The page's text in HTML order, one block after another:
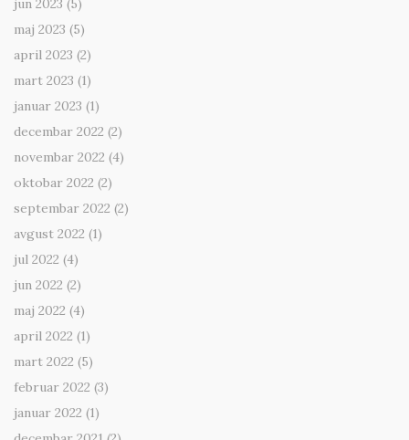
jun 2023 (5)
maj 2023 (5)
april 2023 (2)
mart 2023 (1)
januar 2023 (1)
decembar 2022 (2)
novembar 2022 (4)
oktobar 2022 (2)
septembar 2022 (2)
avgust 2022 (1)
jul 2022 (4)
jun 2022 (2)
maj 2022 (4)
april 2022 (1)
mart 2022 (5)
februar 2022 (3)
januar 2022 (1)